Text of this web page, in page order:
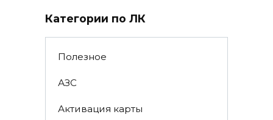
Категории по ЛК
Полезное
АЗС
Активация карты